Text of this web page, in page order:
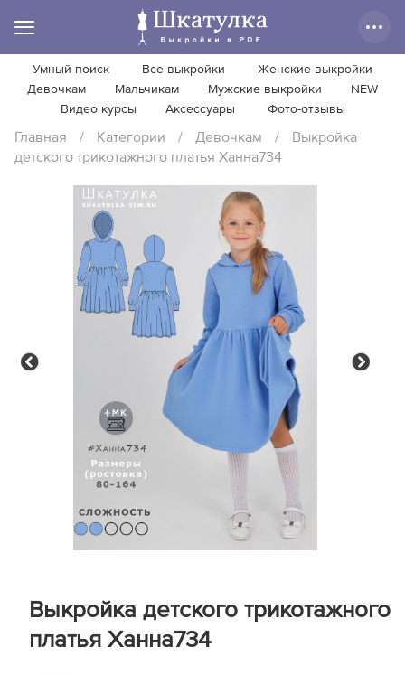
Умный поиск Все выкройки
Женские выкройки
Девочкам
Мальчикам Мужские выкройки
NEW
Видео курсы
Аксессуары Фото-отзывы
Главная / Категории / Девочкам /
Выкройка
детского трикотажного платья Ханна734
Выкройка детского трикотажного
платья Ханна734